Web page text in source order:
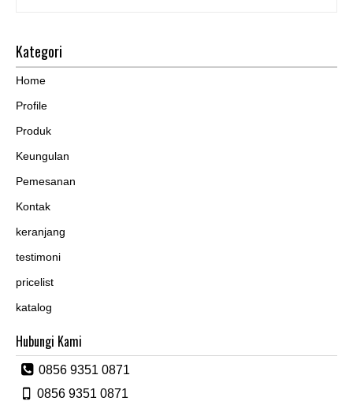
Kategori
Home
Profile
Produk
Keungulan
Pemesanan
Kontak
keranjang
testimoni
pricelist
katalog
Hubungi Kami
0856 9351 0871
0856 9351 0871